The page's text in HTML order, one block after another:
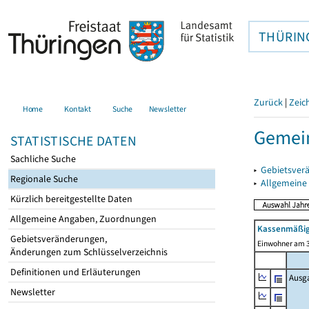
Home Kontakt Suche Newsletter
STATISTISCHE DATEN
Sachliche Suche
Regionale Suche
Kürzlich bereitgestellte Daten
Allgemeine Angaben, Zuordnungen
Gebietsveränderungen,
Änderungen zum Schlüsselverzeichnis
Definitionen und Erläuterungen
Newsletter
Zurück |
▸
▸
Einwohner am